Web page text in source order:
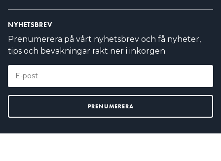
NYHETSBREV
Prenumerera på vårt nyhetsbrev och få nyheter,
tips och bevakningar rakt ner i inkorgen